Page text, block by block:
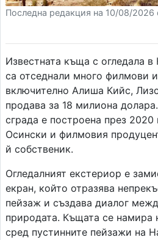
Последна редакция на 10/08/
Известната къща с огледала
са отседнали много филмови
включително Алиша Кийс,
продава за 18 милиона
сграда е построена през 2020
Осински и филмовия
й собственик.
Огледалният екстериор е
екран, който отразява
пейзаж и създава диалог
природата. Къщата се намира
сред пустинните пейзажи на